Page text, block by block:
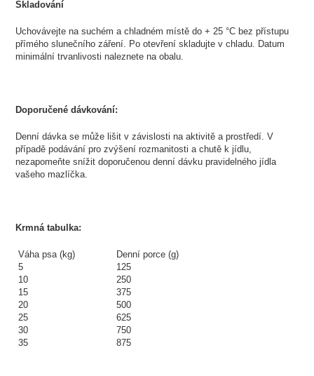
Skladování
Uchovávejte na suchém a chladném místě do + 25 °C bez přístupu
přímého slunečního záření. Po otevření skladujte v chladu. Datum
minimální trvanlivosti naleznete na obalu.
Doporučené dávkování:
Denní dávka se může lišit v závislosti na aktivitě a prostředí. V
případě podávání pro zvýšení rozmanitosti a chutě k jídlu,
nezapomeňte snížit doporučenou denní dávku pravidelného jídla
vašeho mazlíčka.
Krmná tabulka:
Váha psa (kg)
Denní porce (g)
5
125
10
250
15
375
20
500
25
625
30
750
35
875